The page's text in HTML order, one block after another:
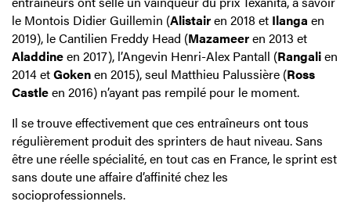
le Montois Didier Guillemin (Alistairen 2018 et Ilanga en
2019), le Cantilien Freddy Head (Mazameeren 2013 et
Aladdineen 2017), l’Angevin Henri-Alex Pantall (Rangalien
2014 etGokenen 2015), seul Matthieu Palussière (Ross
Castleen 2016) n’ayant pas rempilé pour le moment.
Il se trouve effectivement que ces entraîneurs ont tous
régulièrement produit des sprinters de haut niveau. Sans
être une réelle spécialité, en tout cas en France, le sprint est
sans doute une affaire d’affinité chez les
socioprofessionnels.